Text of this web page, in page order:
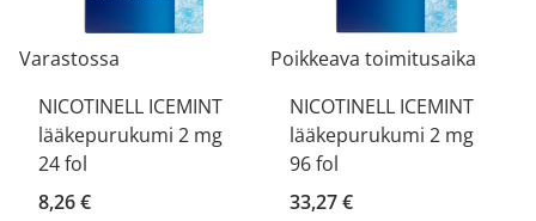
Varastossa
NICOTINELL ICEMINT
lääkepurukumi 2 mg
24 fol
8,26 €
Poikkeava toimitusaika
NICOTINELL ICEMINT
lääkepurukumi 2 mg
96 fol
33,27 €